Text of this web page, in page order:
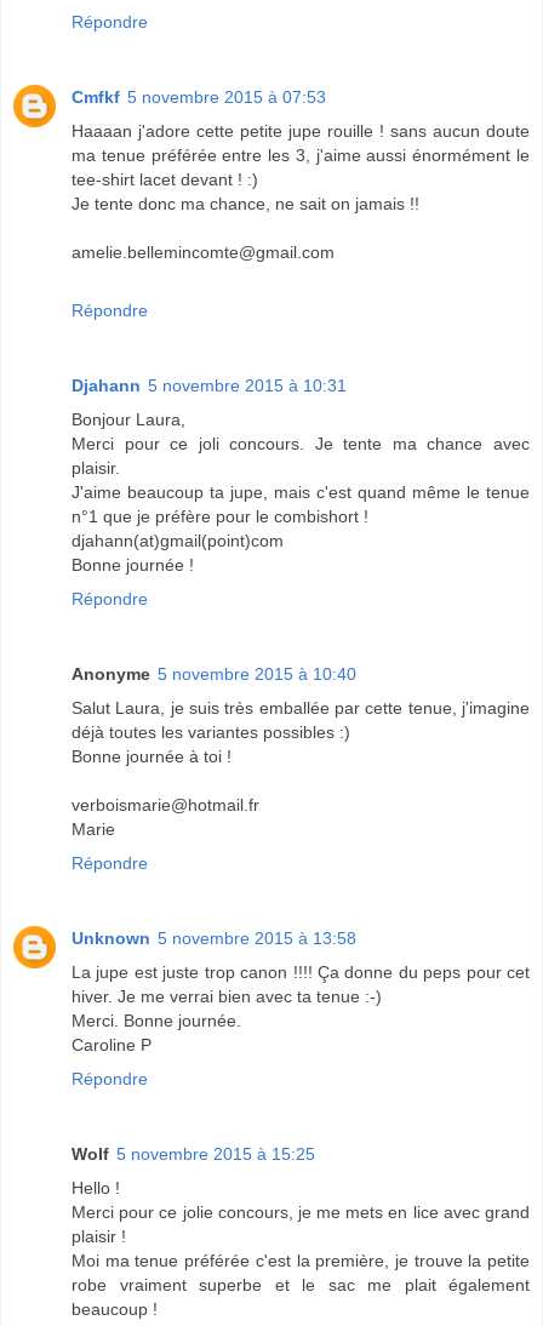
Répondre
Cmfkf 5 novembre 2015 à 07:53
Haaaan j'adore cette petite jupe rouille ! sans aucun doute
ma tenue préférée entre les 3, j'aime aussi énormément le
tee-shirt lacet devant ! :)
Je tente donc ma chance, ne sait on jamais !!
amelie.bellemincomte@gmail.com
Répondre
Djahann 5 novembre 2015 à 10:31
Bonjour Laura,
Merci pour ce joli concours. Je tente ma chance avec
plaisir.
J'aime beaucoup ta jupe, mais c'est quand même le tenue
n°1 que je préfère pour le combishort !
djahann(at)gmail(point)com
Bonne journée !
Répondre
Anonyme 5 novembre 2015 à 10:40
Salut Laura, je suis très emballée par cette tenue, j'imagine
déjà toutes les variantes possibles :)
Bonne journée à toi !
verboismarie@hotmail.fr
Marie
Répondre
Unknown 5 novembre 2015 à 13:58
La jupe est juste trop canon !!!! Ça donne du peps pour cet
hiver. Je me verrai bien avec ta tenue :-)
Merci. Bonne journée.
Caroline P
Répondre
Wolf 5 novembre 2015 à 15:25
Hello !
Merci pour ce jolie concours, je me mets en lice avec grand
plaisir !
Moi ma tenue préférée c'est la première, je trouve la petite
robe vraiment superbe et le sac me plait également
beaucoup !